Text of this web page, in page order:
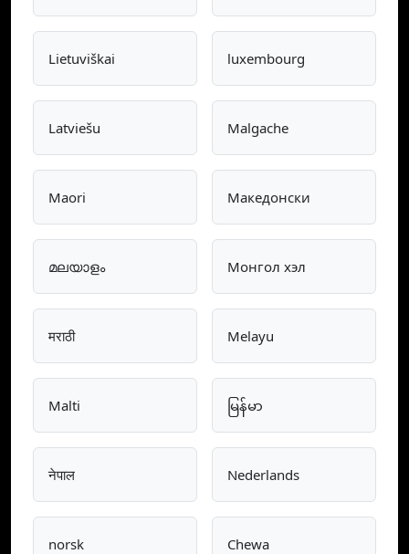
Lietuviškai luxembourg
Latviešu Malgache
Maori Македонски
മലയാളം Монгол хэл
मराठी Melayu
Malti မြန်မာ
नेपाल Nederlands
norsk Chewa